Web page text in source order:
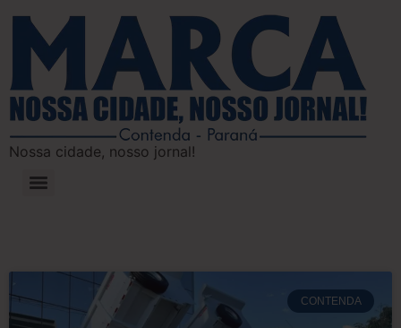
Nossa cidade, nosso jornal!
CONTENDA